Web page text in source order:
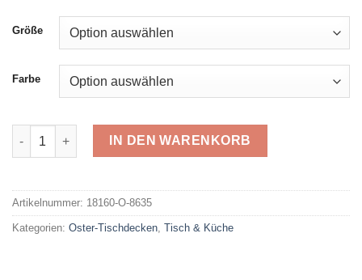
war:
8,99 €
ist:
7,00 €.
Größe
Farbe
Raebel Oster-Tischdecke O-8635 Menge
IN DEN WARENKORB
Artikelnummer: 18160-O-8635
Kategorien: Oster-Tischdecken Tisch & Küche